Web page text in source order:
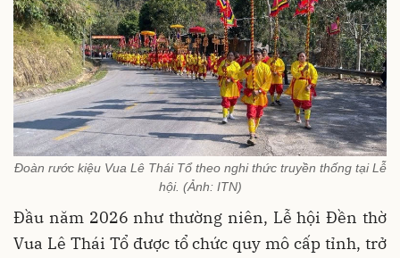
Đoàn rước kiệu Vua Lê Thái Tổ theo nghi thức truyền thống tại Lễ
hội. (Ảnh: ITN)
Đầu năm 2026 như thường niên, Lễ hội Đền thờ
Vua Lê Thái Tổ được tổ chức quy mô cấp tỉnh, trở